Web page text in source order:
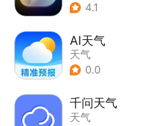
4.1
AI天气
天气
0.0
千问天气
天气